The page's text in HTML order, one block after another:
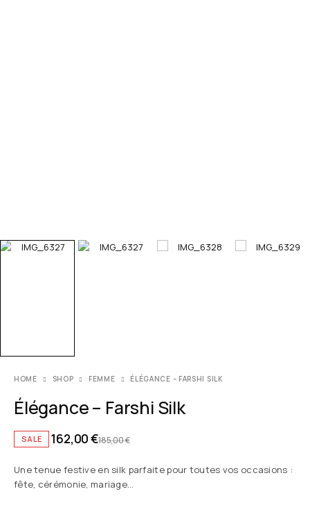
HOME SHOP FEMME ÉLÉGANCE – FARSHI SILK
Élégance – Farshi Silk
SALE 185,00€
162,00€
Une tenue festive en silk parfaite pour toutes vos occasions :
fête, cérémonie, mariage…